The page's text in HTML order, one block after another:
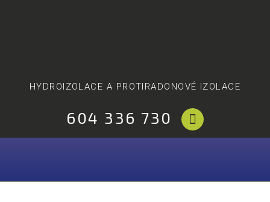
HYDROIZOLACE A PROTIRADONOVÉ IZOLACE
604 336 730